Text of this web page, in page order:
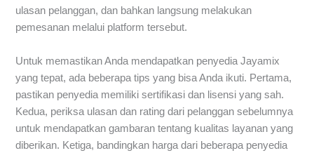
ulasan pelanggan, dan bahkan langsung melakukan
pemesanan melalui platform tersebut.
Untuk memastikan Anda mendapatkan penyedia Jayamix
yang tepat, ada beberapa tips yang bisa Anda ikuti. Pertama,
pastikan penyedia memiliki sertifikasi dan lisensi yang sah.
Kedua, periksa ulasan dan rating dari pelanggan sebelumnya
untuk mendapatkan gambaran tentang kualitas layanan yang
diberikan. Ketiga, bandingkan harga dari beberapa penyedia